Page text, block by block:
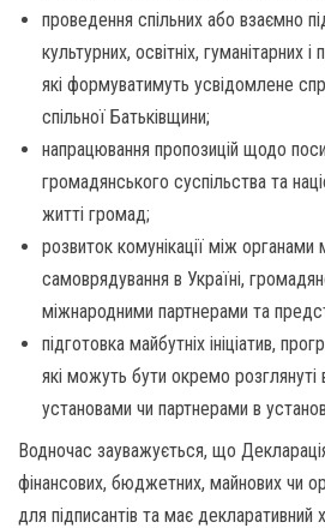
проведення спільних або взаємно
культурних, освітніх, гуманітарних і
які формуватимуть усвідомлене
спільної Батьківщини;
напрацювання пропозицій щодо
громадянського суспільства та
житті громад;
розвиток комунікації між органами
самоврядування в Україні,
міжнародними партнерами та
підготовка майбутніх ініціатив,
які можуть бути окремо розглянуті
установами чи партнерами в
Водночас зауважується, що
фінансових, бюджетних, майнових чи
для підписантів та має декларативний